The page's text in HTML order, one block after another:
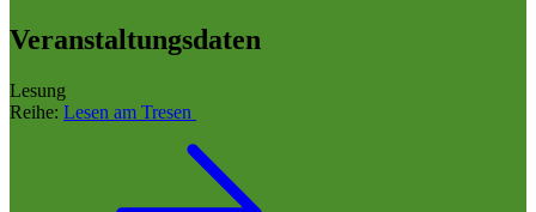
Veranstaltungsdaten
Lesung
Reihe: Lesen am Tresen